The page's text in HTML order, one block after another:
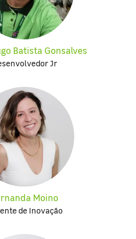
Batista Gonsalves
Jr
Moino
de Inovação